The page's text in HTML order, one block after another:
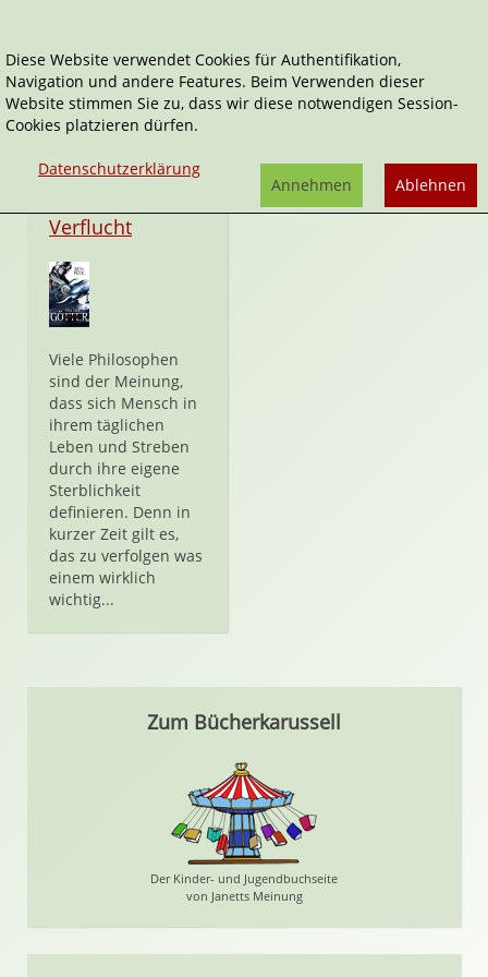
Ära der Götter
Verflucht
Viele Philosophen
sind der Meinung,
dass sich Mensch in
ihrem täglichen
Leben und Streben
durch ihre eigene
Sterblichkeit
definieren. Denn in
kurzer Zeit gilt es,
das zu verfolgen was
einem wirklich
wichtig...
Zum Bücherkarussell
Der Kinder- und Jugendbuchseite
von Janetts Meinung
Diese Website verwendet Cookies für Authentifikation,
Navigation und andere Features. Beim Verwenden dieser
Website stimmen Sie zu, dass wir diese notwendigen Session-
Cookies platzieren dürfen.
Datenschutzerklärung
Ablehnen
Annehmen